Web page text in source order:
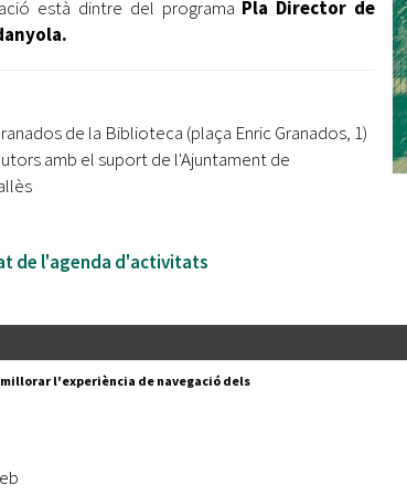
està dintre del programa Pla Director de
de la Biblioteca (plaça Enric Granados, 1)
amb el suport de l'Ajuntament de
de l'agenda d'activitats
n
Segueix-nos a:
l'experiència de navegació dels